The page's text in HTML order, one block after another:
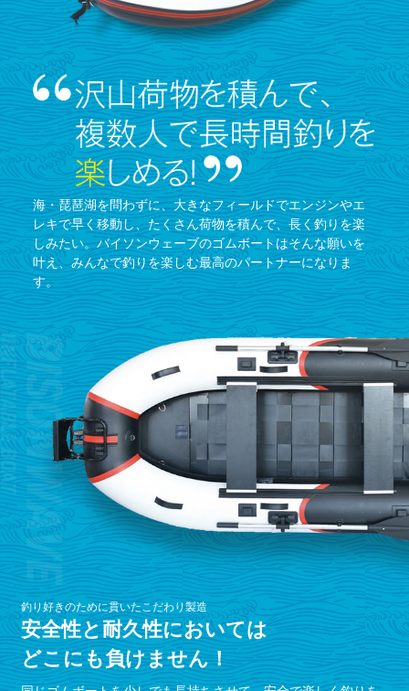
海・琵琶湖を問わずに、大きなフィールドでエンジンやエ
レキで早く移動し、たくさん荷物を積んで、長く釣りを楽
しみたい。バイソンウェーブのゴムボートはそんな願いを
叶え、みんなで釣りを楽しむ最高のパートナーになりま
す。
釣り好きのために貫いたこだわり製造
安全性と耐久性においては
どこにも負けません！